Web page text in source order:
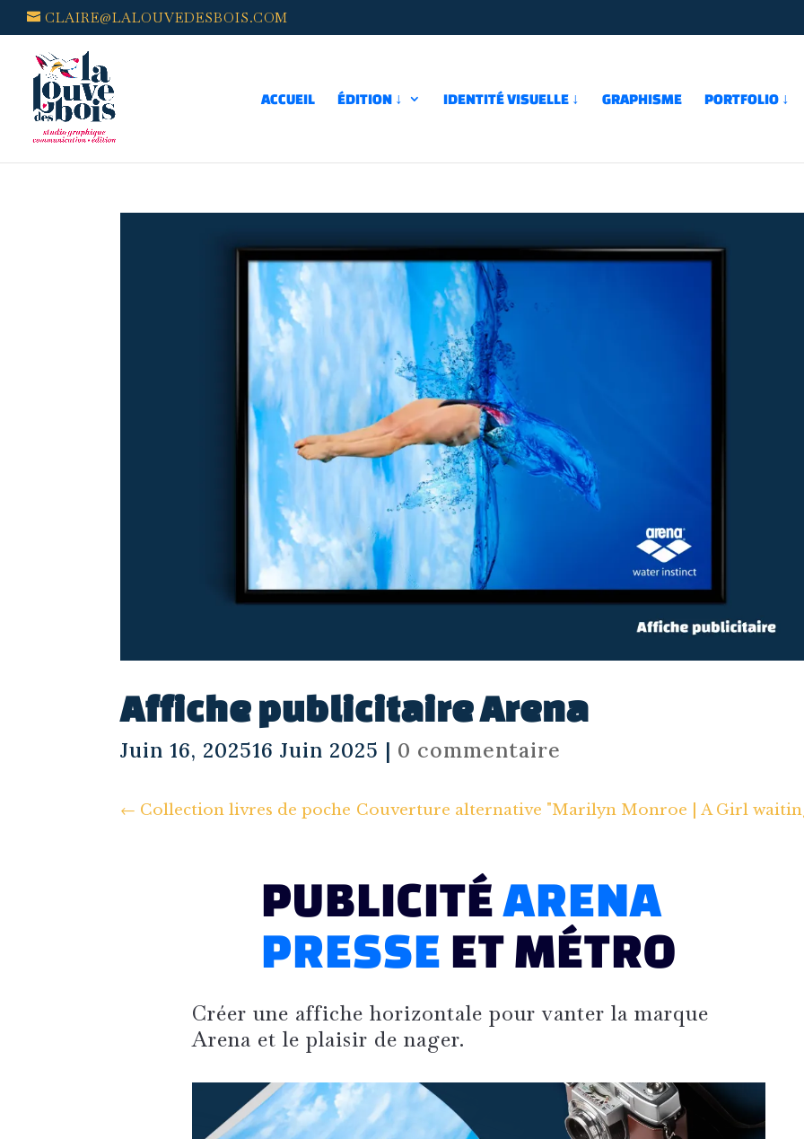
CLAIRE@LALOUVEDESBOIS.COM
ACCUEIL ÉDITION ↓ IDENTITÉ VISUELLE ↓ GRAPHISME PORTFOLIO ↓
Affiche publicitaire Arena
Juin 16, 202516 Juin 2025 | 0 commentaire
← Collection livres de poche Couverture alternative "Marilyn Monroe | A Girl
PUBLICITÉARENA
PRESSE ET MÉTRO
Créer une affiche horizontale pour vanter la marque
Arena et le plaisir de nager.